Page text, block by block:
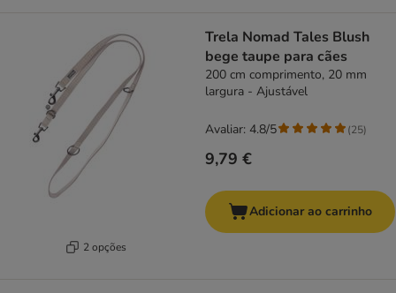
2 opções
Trela Nomad Tales Blush
bege taupe para cães
200 cm comprimento, 20 mm
largura - Ajustável
9,79 €
Avaliar: 4.8/5 (25)
Adicionar ao carrinho